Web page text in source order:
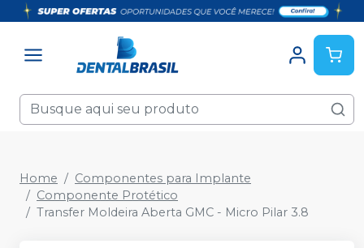
Home
Componentes para Implante
Componente Protético
Transfer Moldeira Aberta GMC - Micro Pilar 3.8